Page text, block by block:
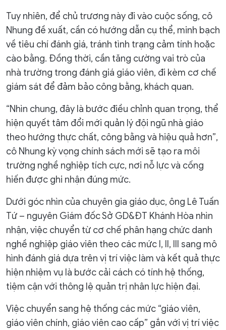
Tuy nhiên, để chủ trương này đi vào cuộc sống, cô
Nhung đề xuất, cần có hướng dẫn cụ thể, minh bạch
về tiêu chí đánh giá, tránh tình trạng cảm tính hoặc
cào bằng. Đồng thời, cần tăng cường vai trò của
nhà trường trong đánh giá giáo viên, đi kèm cơ chế
giám sát để đảm bảo công bằng, khách quan.
“Nhìn chung, đây là bước điều chỉnh quan trọng, thể
hiện quyết tâm đổi mới quản lý đội ngũ nhà giáo
theo hướng thực chất, công bằng và hiệu quả hơn”,
cô Nhung kỳ vọng chính sách mới sẽ tạo ra môi
trường nghề nghiệp tích cực, nơi nỗ lực và cống
hiến được ghi nhận đúng mức.
Dưới góc nhìn của chuyên gia giáo dục, ông Lê Tuấn
Tứ – nguyên Giám đốc Sở GD&ĐT Khánh Hòa nhìn
nhận, việc chuyển từ cơ chế phân hạng chức danh
nghề nghiệp giáo viên theo các mức I, II, III sang mô
hình đánh giá dựa trên vị trí việc làm và kết quả thực
hiện nhiệm vụ là bước cải cách có tính hệ thống,
tiệm cận với thông lệ quản trị nhân lực hiện đại.
Việc chuyển sang hệ thống các mức “giáo viên,
giáo viên chính, giáo viên cao cấp” gắn với vị trí việc